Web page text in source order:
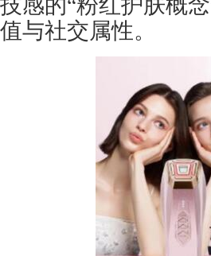
技感的“粉红护肤概
值与社交属性。